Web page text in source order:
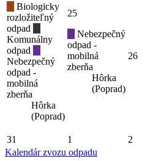
Biologicky
rozložiteľný
odpad
Komunálny
odpad
Nebezpečný
odpad -
mobilná
zberňa
Hôrka
(Poprad)
25
Nebezpečný
odpad -
mobilná
zberňa
Hôrka
(Poprad)
26
31 1 2
Kalendár zvozu odpadu